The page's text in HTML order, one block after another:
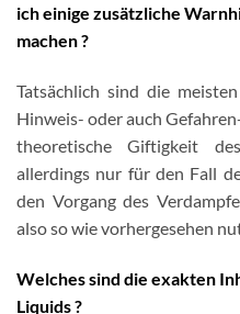
ich einige zusätzliche
machen ?
Tatsächlich sind die
Hinweis- oder auch
theoretische Giftigkeit
allerdings nur für den Fall
den Vorgang des
also so wie vorhergesehen
Welches sind die exakten
Liquids ?